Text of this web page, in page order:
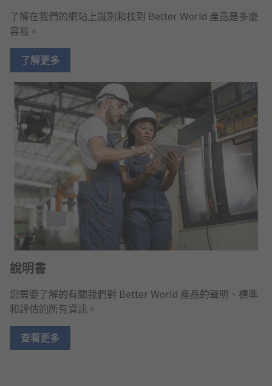
了解在我們的網站上識別和找到 Better World 產品是多麼
容易。
了解更多
說明書
您需要了解的有關我們對 Better World 產品的聲明、標準
和評估的所有資訊。
查看更多